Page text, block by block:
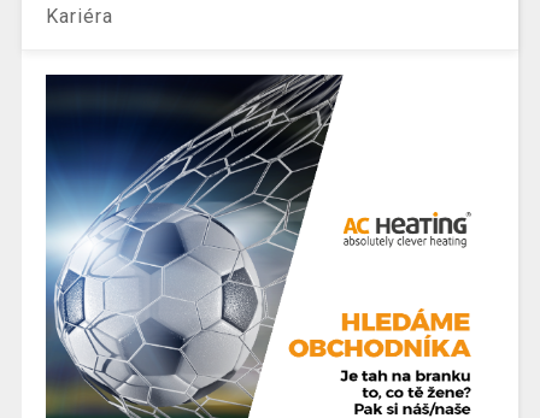
Kariéra